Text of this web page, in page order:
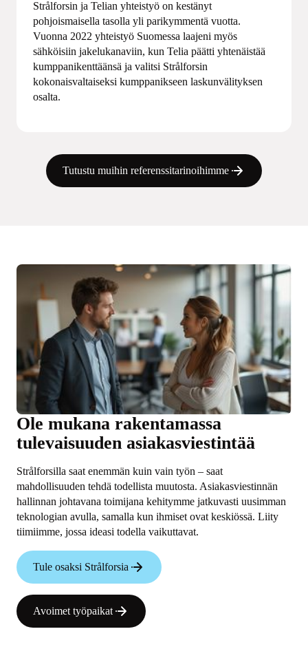
Strålforsin ja Telian yhteistyö on kestänyt
pohjoismaisella tasolla yli parikymmentä vuotta.
Vuonna 2022 yhteistyö Suomessa laajeni myös
sähköisiin jakelukanaviin, kun Telia päätti yhtenäistää
kumppanikenttäänsä ja valitsi Strålforsin
kokonaisvaltaiseksi kumppanikseen laskunvälityksen
osalta.
Tutustu muihin referenssitarinoihimme
Ole mukana rakentamassa
tulevaisuuden asiakasviestintää
Strålforsilla saat enemmän kuin vain työn – saat
mahdollisuuden tehdä todellista muutosta. Asiakasviestinnän
hallinnan johtavana toimijana kehitymme jatkuvasti uusimman
teknologian avulla, samalla kun ihmiset ovat keskiössä. Liity
tiimiimme, jossa ideasi todella vaikuttavat.
Tule osaksi Strålforsia
Avoimet työpaikat